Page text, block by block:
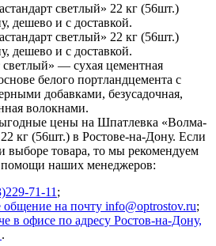
светлый» 22 кг (56шт.)
дешево и с доставкой.
светлый» 22 кг (56шт.)
дешево и с доставкой.
— сухая цементная
белого портландцемента с
добавками, безусадочная,
волокнами.
цены на Шпатлевка «Волма-
кг (56шт.) в Ростове-на-Дону. Если
выборе товара, то мы рекомендуем
наших менеджеров:
71-11 ;
общение на почту info@optrostov.ru;
в офисе по адресу Ростов-на-Дону,
.